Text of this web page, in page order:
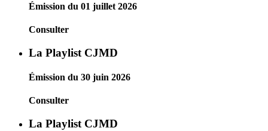
Émission du 01 juillet 2026
Consulter
La Playlist CJMD
Émission du 30 juin 2026
Consulter
La Playlist CJMD